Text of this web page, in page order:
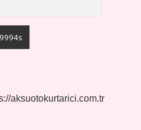
aksuotokurtarici.com.tr